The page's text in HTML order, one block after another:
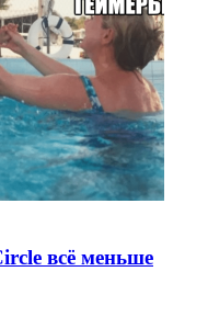
всё меньше